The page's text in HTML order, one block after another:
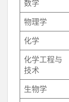
数学
物理学
化学
化学工程与
技术
生物学